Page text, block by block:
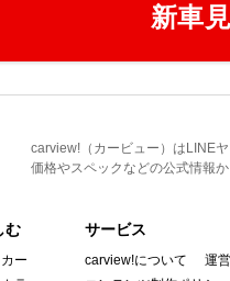
新車
carview!（カービュー）はLINE
価格やスペックなどの公式情報
む
ー
サービス
carview!について 運